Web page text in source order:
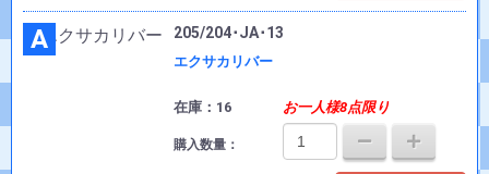
A 205/204･JA･13
エクサカリバー
在庫：16 お一人様8点限り
購入数量：